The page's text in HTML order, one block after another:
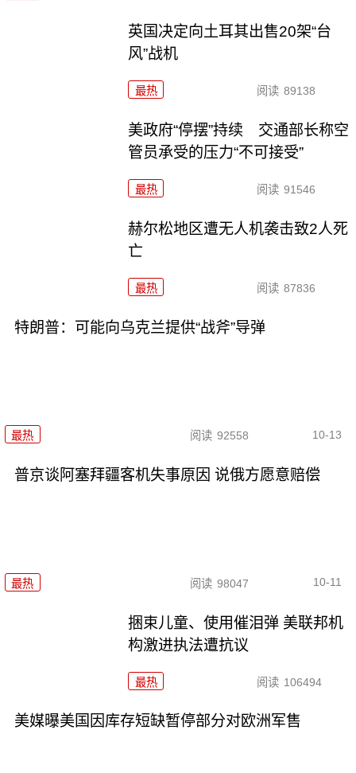
英国决定向土耳其出售20架“台
风”战机
最热 阅读 89138
美政府“停摆”持续 交通部长称空
管员承受的压力“不可接受”
最热 阅读 91546
赫尔松地区遭无人机袭击致2人死
亡
最热 阅读 87836
特朗普：可能向乌克兰提供“战斧”导弹
最热 阅读 92558 10-13
普京谈阿塞拜疆客机失事原因 说俄方愿意赔偿
最热 阅读 98047 10-11
捆束儿童、使用催泪弹 美联邦机
构激进执法遭抗议
最热 阅读 106494
美媒曝美国因库存短缺暂停部分对欧洲军售